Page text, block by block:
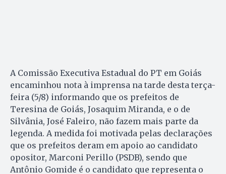
A Comissão Executiva Estadual do PT em Goiás
encaminhou nota à imprensa na tarde desta terça-
feira (5/8) informando que os prefeitos de
Teresina de Goiás, Josaquim Miranda, e o de
Silvânia, José Faleiro, não fazem mais parte da
legenda. A medida foi motivada pelas declarações
que os prefeitos deram em apoio ao candidato
opositor, Marconi Perillo (PSDB), sendo que
Antônio Gomide é o candidato que representa o